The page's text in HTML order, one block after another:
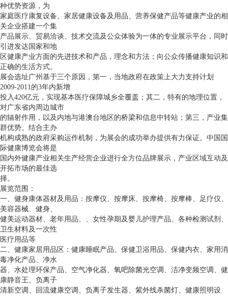
种优势资源，为
家庭医疗康复设备、家居健康设备及用品、营养保健产品等健康产业的相
关企业搭建一个集
产品展示、贸易洽谈、技术交流及公众体验为一体的专业展示平台，同时
引进发达国家和地
区健康产业方面的先进技术和产品，理念和方法；向公众传播健康知识和
正确的生活方式。
展会选址广州基于三个原因，第一，当地政府在政策上大力支持计划
2009-2011的3年内新增
投入420亿元，实现基本医疗保障城乡全覆盖；其二，特有的地理位置，
对广东省内周边城市
的辐射作用，以及内地与港澳台地区的桥梁和信息中转站；第三，产业集
群优势。结合主办
机构成熟的政府采购运作机制，为展会的成功举办提供有力保证。中国国
际健康博览会将是
国内外健康产业相关生产经营企业进行全方位品牌展示，产业区域互动及
开拓市场的最佳选
择。
展览范围：
一、健身康体器材及用品：按摩仪、按摩床、按摩椅、按摩棒、足疗仪、
美容器械、健身、
健美运动器材、老年用品、、女性孕期及婴儿护理产品、各种检测试剂、
卫生材料及一次性
医疗用品等
二、健康家居用品区：健康睡眠产品、保健卫浴用品、保健内衣、家用消
毒净化产品、净水
器、水处理环保产品、空气净化器、氧吧除菌光空调、洁净变频空调、健
康静音王、负离子
清新空调、回流健康空调、负离子发生器、紫外线杀菌灯、健康照明设